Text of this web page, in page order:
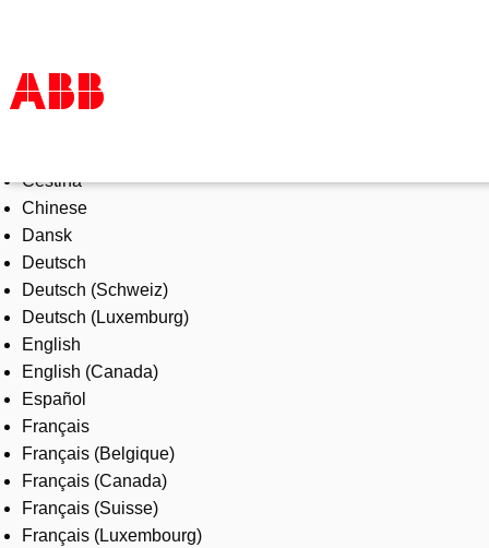
Products & Solutions
Industries
Services
About us
Where to buy
Contact us
Careers
Čeština
Chinese
Dansk
Deutsch
Deutsch (Schweiz)
Deutsch (Luxemburg)
English
English (Canada)
Español
Français
Français (Belgique)
Français (Canada)
Français (Suisse)
Français (Luxembourg)